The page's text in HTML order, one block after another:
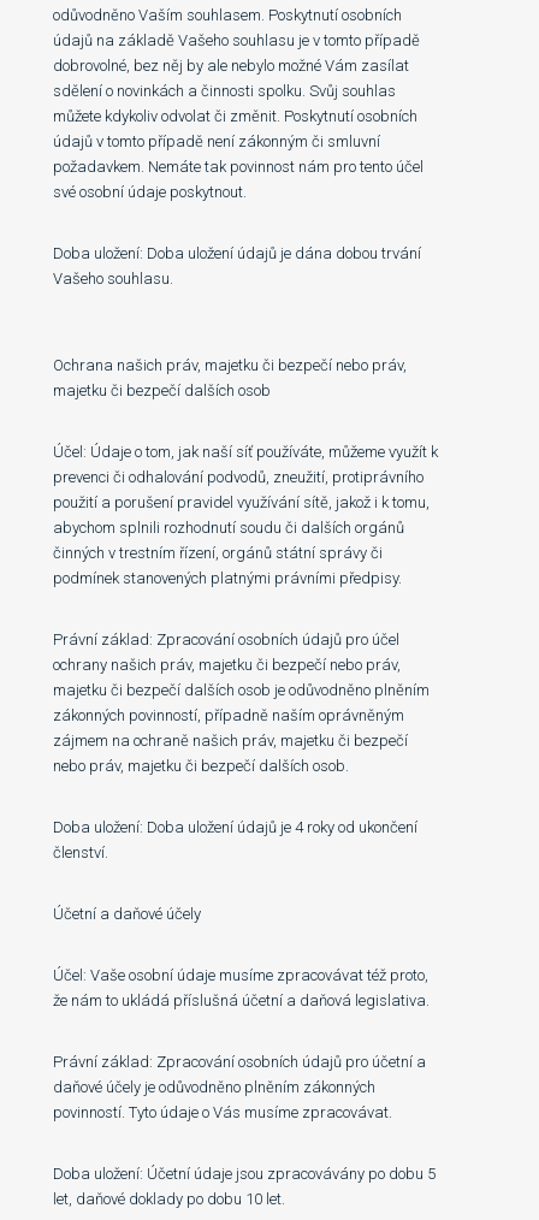
odůvodněno Vaším souhlasem. Poskytnutí osobních
údajů na základě Vašeho souhlasu je v tomto případě
dobrovolné, bez něj by ale nebylo možné Vám zasílat
sdělení o novinkách a činnosti spolku. Svůj souhlas
můžete kdykoliv odvolat či změnit. Poskytnutí osobních
údajů v tomto případě není zákonným či smluvní
požadavkem. Nemáte tak povinnost nám pro tento účel
své osobní údaje poskytnout.
Doba uložení: Doba uložení údajů je dána dobou trvání
Vašeho souhlasu.
Ochrana našich práv, majetku či bezpečí nebo práv,
majetku či bezpečí dalších osob
Účel: Údaje o tom, jak naší síť používáte, můžeme využít k
prevenci či odhalování podvodů, zneužití, protiprávního
použití a porušení pravidel využívání sítě, jakož i k tomu,
abychom splnili rozhodnutí soudu či dalších orgánů
činných v trestním řízení, orgánů státní správy či
podmínek stanovených platnými právními předpisy.
Právní základ: Zpracování osobních údajů pro účel
ochrany našich práv, majetku či bezpečí nebo práv,
majetku či bezpečí dalších osob je odůvodněno plněním
zákonných povinností, případně naším oprávněným
zájmem na ochraně našich práv, majetku či bezpečí
nebo práv, majetku či bezpečí dalších osob.
Doba uložení: Doba uložení údajů je 4 roky od ukončení
členství.
Účetní a daňové účely
Účel: Vaše osobní údaje musíme zpracovávat též proto,
že nám to ukládá příslušná účetní a daňová legislativa.
Právní základ: Zpracování osobních údajů pro účetní a
daňové účely je odůvodněno plněním zákonných
povinností. Tyto údaje o Vás musíme zpracovávat.
Doba uložení: Účetní údaje jsou zpracovávány po dobu 5
let, daňové doklady po dobu 10 let.